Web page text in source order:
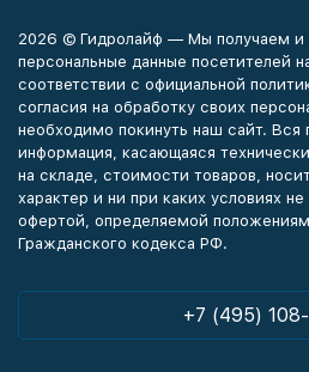
2026 © Гидролайф — Мы получаем и
персональные данные посетителей
соответствии с официальной
согласия на обработку своих
необходимо покинуть наш сайт. Вся
информация, касающаяся
на складе, стоимости товаров,
характер и ни при каких условиях не
офертой, определяемой
Гражданского кодекса РФ.
+7 (495)